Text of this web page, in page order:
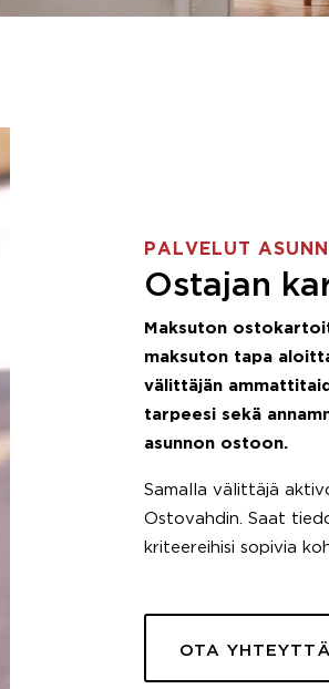
PALVELUT
Ostajan
Maksuton
maksuton tapa
välittäjän
tarpeesi sekä
asunnon ostoon.
Samalla välittäjä
Ostovahdin. Saat
kriteereihisi sopivia
OTA YHTEYTTÄ